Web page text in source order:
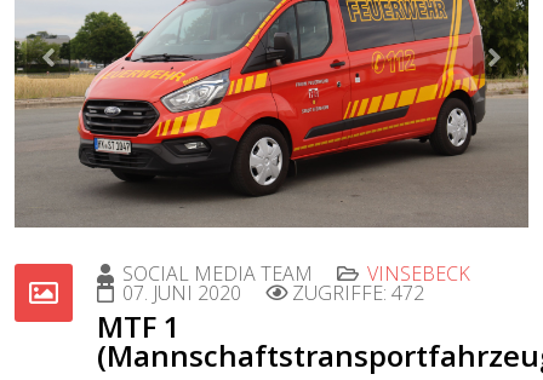
Previous
SOCIAL MEDIA TEAM VINSEBECK
07. JUNI 2020 ZUGRIFFE: 472
MTF 1